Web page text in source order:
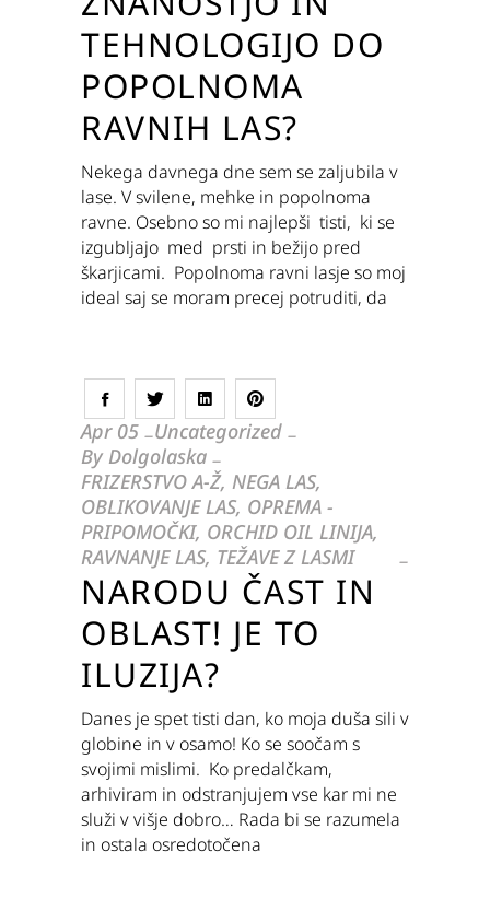
TEHNOLOGIJO DO
POPOLNOMA
RAVNIH LAS?
Nekega davnega dne sem se zaljubila v
lase. V svilene, mehke in popolnoma
ravne. Osebno so mi najlepši tisti, ki se
izgubljajo med prsti in bežijo pred
škarjicami. Popolnoma ravni lasje so moj
ideal saj se moram precej potruditi, da
Apr 05
Uncategorized
ByDolgolaska
FRIZERSTVO A-Ž, NEGA LAS,
OBLIKOVANJE LAS, OPREMA -
PRIPOMOČKI, ORCHID OIL LINIJA,
RAVNANJE LAS, TEŽAVE Z LASMI
NARODU ČAST IN
OBLAST! JE TO
ILUZIJA?
Danes je spet tisti dan, ko moja duša sili v
globine in v osamo! Ko se soočam s
svojimi mislimi. Ko predalčkam,
arhiviram in odstranjujem vse kar mi ne
služi v višje dobro… Rada bi se razumela
in ostala osredotočena